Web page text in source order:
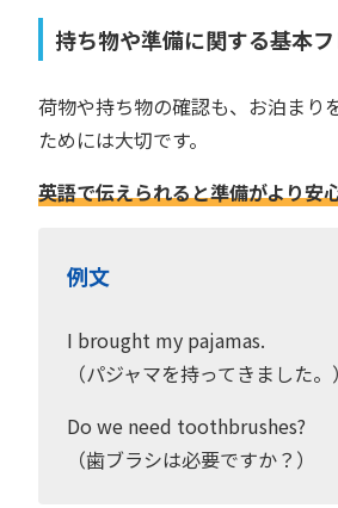
持ち物や準備に関する基本
荷物や持ち物の確認も、お泊まり
ためには大切です。
英語で伝えられると準備がより安
例文
I brought my pajamas.
（パジャマを持ってきました。）
Do we need toothbrushes?
（歯ブラシは必要ですか？）